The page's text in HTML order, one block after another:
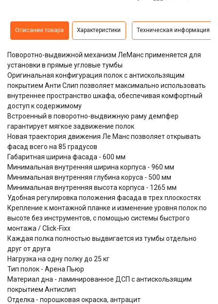
Описание товара Характеристики Техническая информация
Поворотно-выдвижной механизм ЛеМанс применяется для
установки в прямые угловые тумбы
Оригинальная конфигурация полок с антискользящим
покрытием Анти Слип позволяет максимально использовать
внутреннее пространство шкафа, обеспечивая комфортный
доступ к содержимому
Встроенный в поворотно-выдвижную раму демпфер
гарантирует мягкое задвижение полок
Новая траектория движения Ле Манс позволяет открывать
фасад всего на 85 градусов
Габаритная ширина фасада - 600 мм
Минимальная внутренняя ширина корпуса - 960 мм
Минимальная внутренняя глубина коруса - 500 мм
Минимальная внутренняя высота корпуса - 1265 мм
Удобная регулировка положения фасада в трех плоскостях
Крепление к монтажной планке и изменение уровня полок по
высоте без инструментов, с помощью системы быстрого
монтажа / Click-Fixx
Каждая полка полностью выдвигается из тумбы отдельно
друг от друга
Нагрузка на одну полку до 25 кг
Тип полок - Арена Пьюр
Материал дна - ламинированное ДСП с антискользящим
покрытием Антислип
Отделка - порошковая окраска, антрацит